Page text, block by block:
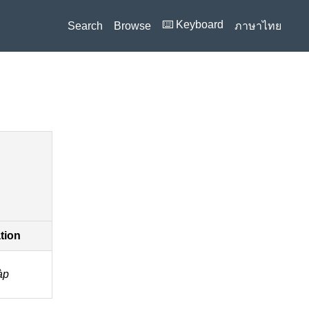
Search Browse ⌨️ Keyboard ภาษาไทย